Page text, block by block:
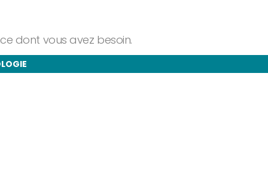
dont vous avez besoin.